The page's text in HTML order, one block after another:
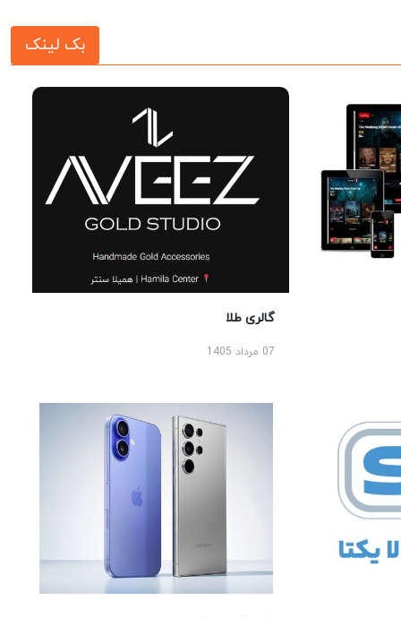
بک لینک
گالری طلا
07 مرداد 1405